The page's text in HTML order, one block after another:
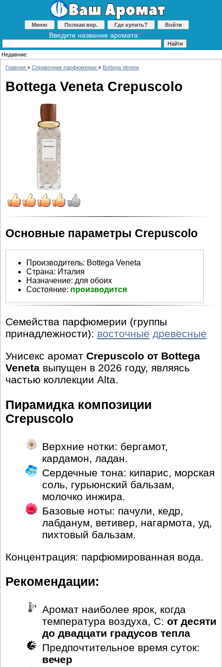
Меню Полная вер. Где купить? Войти
Введите название аромата:
Недавние:
Главная » Справочник парфюмерии » Bottega Veneta
Bottega Veneta Crepuscolo
Основные параметры Crepuscolo
Производитель: Bottega Veneta
Страна: Италия
Назначение: для обоих
Состояние: производится
Семейства парфюмерии (группы
принадлежности): восточные древесные
Унисекс аромат Crepuscolo от Bottega
Veneta выпущен в 2026 году, являясь
частью коллекции Alta.
Пирамидка композиции
Crepuscolo
Верхние нотки: бергамот,
кардамон, ладан.
Сердечные тона: кипарис, морская
соль, гурьюнский бальзам,
молочко инжира.
Базовые ноты: пачули, кедр,
лабданум, ветивер, нагармота, уд,
пихтовый бальзам.
Концентрация: парфюмированная вода.
Рекомендации:
Аромат наиболее ярок, когда
температура воздуха, С: от десяти
до двадцати градусов тепла
Предпочтительное время суток:
вечер